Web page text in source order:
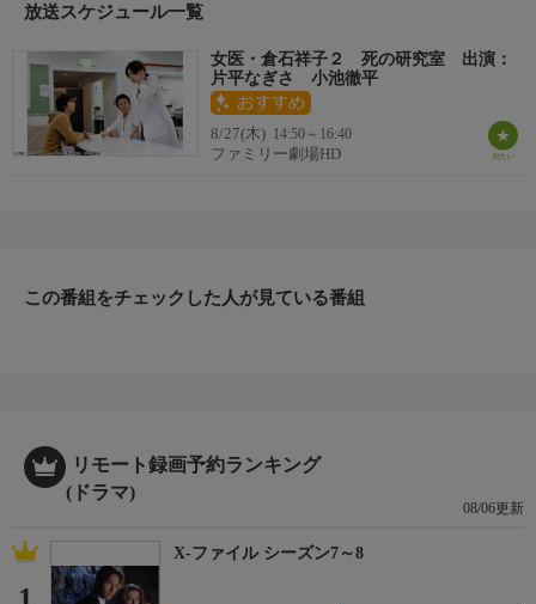
男）が口論するのを目撃するが、義満と准教授の木下さゆり（高
【スタッフ】
【原作】：霧村悠康「黒い研究室」（二見文庫刊） 【脚本】：
加藤公平 【演出】：小林義則（共同テレビ）
【キャスト】
2013年初放送
放送スケジュール一覧
女医・倉石祥子２ 死の研究室 出演：
片平なぎさ 小池徹平
8/27(木) 14:50～16:40
ファミリー劇場HD
この番組をチェックした人が見ている番組
リモート録画予約ランキング
(ドラマ)
08/06更新
1
X-ファイル シーズン7～8